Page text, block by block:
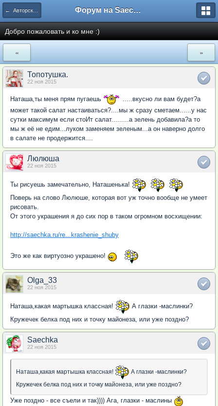
← Авторские рецепты Форум на Saechka.Ru - энциклопедия домашнего уюта
Добро пожаловать и ко мне :)
« »
Топотушка.
22 ноя 2015
Наташа,ты меня прям пугаешь
.....вкусно ли вам будет?а
может такой салат настаиваться?....мы ж сразу сметаем......у нас
сутки максимум если стоИт салат.........а зелень добавила?а то
мы ж её не едим...луком заменяем зеленым...а он наверно долго
в салате не продержится....
Люлюша
22 ноя 2015
Ты рисуешь замечательно, Наташенька!
Поверь на слово Люлюше, которая вот уж точно вообще не умеет
рисовать.
От этого украшения я до сих пор в таком огромном восхищении:
http://saechka.ru/re...krashenie_shuby
Это же как виртуозно украшено!
Olga_33
22 ноя 2015
Наташа,какая мартышка классная!
А глазки -маслинки?
Кружечек белка под них и точку майонеза, или уже поздно?
Saechka
22 ноя 2015
Наташа,какая мартышка классная!
А глазки -маслинки?
Кружечек белка под них и точку майонеза, или уже поздно?
Уже поздно - все съели и так)))) Ага, глазки - маслины